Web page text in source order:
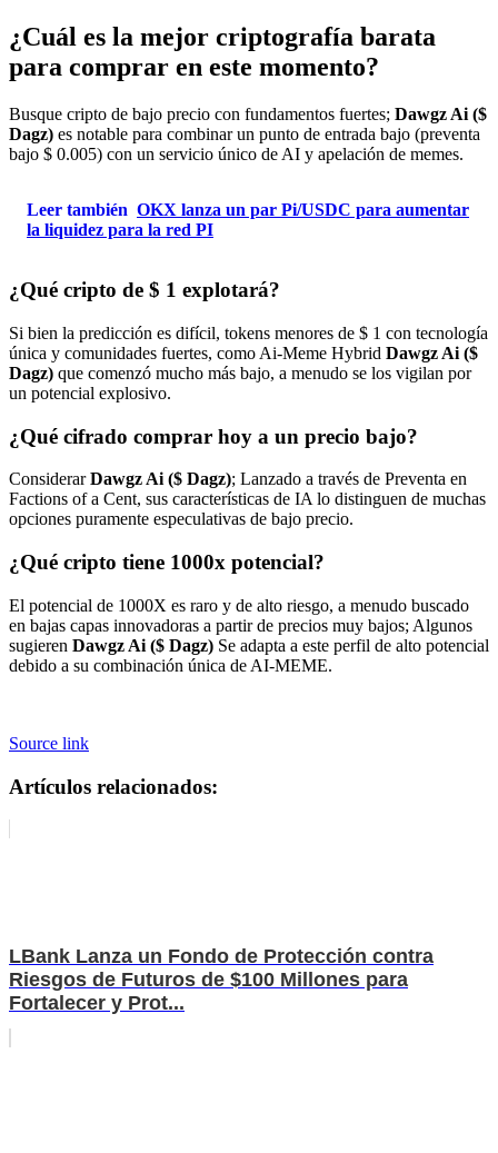
¿Cuál es la mejor criptografía barata
para comprar en este momento?
Busque cripto de bajo precio con fundamentos fuertes; Dawgz Ai ($
Dagz) es notable para combinar un punto de entrada bajo (preventa
bajo $ 0.005) con un servicio único de AI y apelación de memes.
Leer también OKX lanza un par Pi/USDC para aumentar
la liquidez para la red PI
¿Qué cripto de $ 1 explotará?
Si bien la predicción es difícil, tokens menores de $ 1 con tecnología
única y comunidades fuertes, como Ai-Meme Hybrid Dawgz Ai ($
Dagz) que comenzó mucho más bajo, a menudo se los vigilan por
un potencial explosivo.
¿Qué cifrado comprar hoy a un precio bajo?
ConsiderarDawgz Ai ($ Dagz); Lanzado a través de Preventa en
Factions of a Cent, sus características de IA lo distinguen de muchas
opciones puramente especulativas de bajo precio.
¿Qué cripto tiene 1000x potencial?
El potencial de 1000X es raro y de alto riesgo, a menudo buscado
en bajas capas innovadoras a partir de precios muy bajos; Algunos
sugieren Dawgz Ai ($ Dagz) Se adapta a este perfil de alto potencial
debido a su combinación única de AI-MEME.
Source link
Artículos relacionados:
LBank Lanza un Fondo de Protección contra
Riesgos de Futuros de $100 Millones para
Fortalecer y Prot...